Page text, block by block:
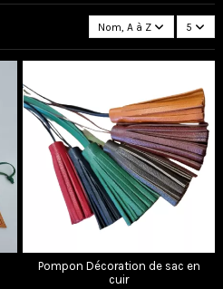
Nom, A à Z 5
Pompon Décoration de sac en
cuir